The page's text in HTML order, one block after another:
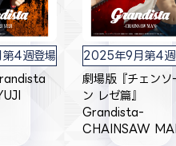
4週登場
2025年9月第4週
劇場版『チェンソ
ン レゼ篇』
Grandista-
CHAINSAW